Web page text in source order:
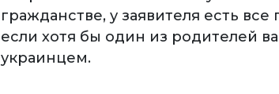
гражданстве, у заявителя есть
если хотя бы один из родителей
украинцем.